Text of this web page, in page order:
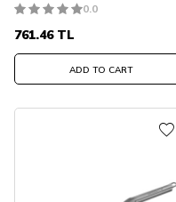
0.0
761.46TL
ADD TO CART